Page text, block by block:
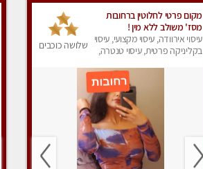
מקום פרטי לחלוטין ברחובות
מסז' משולב ללא מין !
עיסוי אירוודה, עיסוי מקצועי, עיסוי
בקליניקה פרטית, עיסוי טנטרה,
שלושה כוכבים